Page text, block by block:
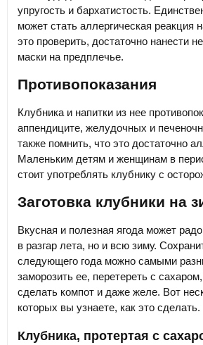
упругость и бархатистость.
может стать аллергическая реакция
это проверить, достаточно нанести
маски на предплечье.
Противопоказания
Клубника и напитки из нее
аппендиците, желудочных и
также помнить, что это достаточно
Маленьким детям и женщинам в
стоит употреблять клубнику с
Заготовка клубники на
Вкусная и полезная ягода может
в разгар лета, но и всю зиму.
следующего года можно самыми
заморозить ее, перетереть с
сделать компот и даже желе. Вот
которых вы узнаете, как это сделать.
Клубника, протертая с